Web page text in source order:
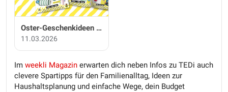
Oster-Geschenkideen von TEDi
11.03.2026
Im weekli Magazin erwarten dich neben Infos zu TEDi auch
clevere Spartipps für den Familienalltag, Ideen zur
Haushaltsplanung und einfache Wege, dein Budget